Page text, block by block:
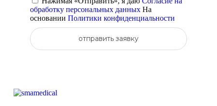
обработку персональных данных На
основании Политики конфиденциальности
отправить заявку